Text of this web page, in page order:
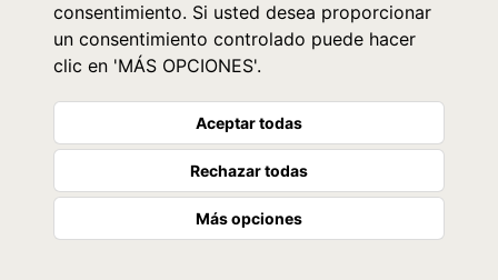
consentimiento. Si usted desea proporcionar
un consentimiento controlado puede hacer
clic en 'MÁS OPCIONES'.
Aceptar todas
Rechazar todas
Más opciones